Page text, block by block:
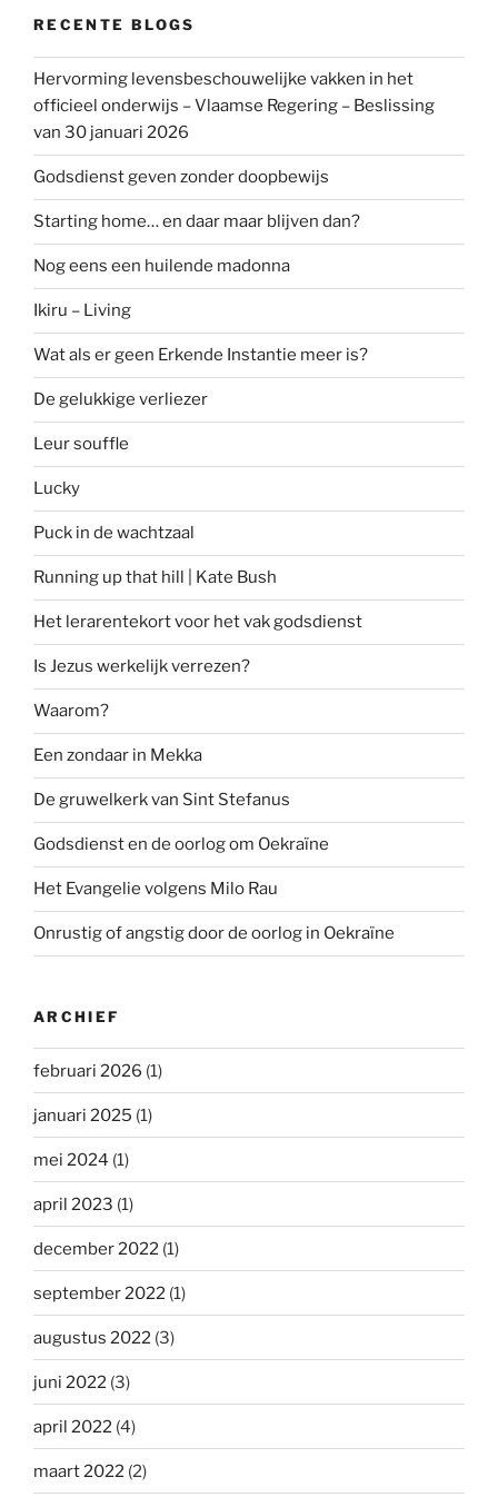
RECENTE BLOGS
Hervorming levensbeschouwelijke vakken in het
officieel onderwijs – Vlaamse Regering – Beslissing
van 30 januari 2026
Godsdienst geven zonder doopbewijs
Starting home… en daar maar blijven dan?
Nog eens een huilende madonna
Ikiru – Living
Wat als er geen Erkende Instantie meer is?
De gelukkige verliezer
Leur souffle
Lucky
Puck in de wachtzaal
Running up that hill | Kate Bush
Het lerarentekort voor het vak godsdienst
Is Jezus werkelijk verrezen?
Waarom?
Een zondaar in Mekka
De gruwelkerk van Sint Stefanus
Godsdienst en de oorlog om Oekraïne
Het Evangelie volgens Milo Rau
Onrustig of angstig door de oorlog in Oekraïne
ARCHIEF
februari 2026 (1)
januari 2025 (1)
mei 2024 (1)
april 2023 (1)
december 2022 (1)
september 2022 (1)
augustus 2022 (3)
juni 2022 (3)
april 2022 (4)
maart 2022 (2)